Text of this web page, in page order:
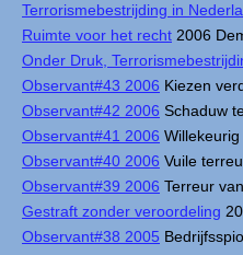
Terrorismebestrijding in
Ruimte voor het recht 2006
Onder Druk,
Observant#43 2006 Kiezen
Observant#42 2006 Schaduw
Observant#41 2006
Observant#40 2006 Vuile
Observant#39 2006 Terreur
Gestraft zonder veroordeling
Observant#38 2005